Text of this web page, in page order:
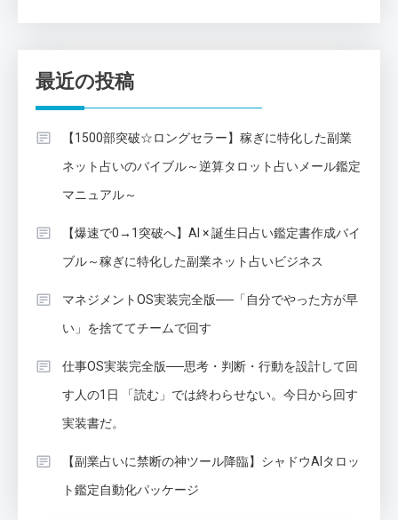
最近の投稿
【1500部突破☆ロングセラー】稼ぎに特化した副業
ネット占いのバイブル～逆算タロット占いメール鑑定
マニュアル～
【爆速で0→1突破へ】AI × 誕生日占い鑑定書作成バイ
ブル～稼ぎに特化した副業ネット占いビジネス
マネジメントOS実装完全版──「自分でやった方が早
い」を捨ててチームで回す
仕事OS実装完全版──思考・判断・行動を設計して回
す人の1日 「読む」では終わらせない。今日から回す
実装書だ。
【副業占いに禁断の神ツール降臨】シャドウAIタロッ
ト鑑定自動化パッケージ